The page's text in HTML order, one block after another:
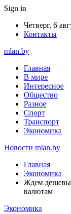
Sign in
Четверг, 6
Контакты
mlan.by
Главная
В мире
Интересное
Общество
Разное
Спорт
Транспорт
Экономика
Новости mlan.by
Главная
Экономика
Ждем
валютам
Экономика